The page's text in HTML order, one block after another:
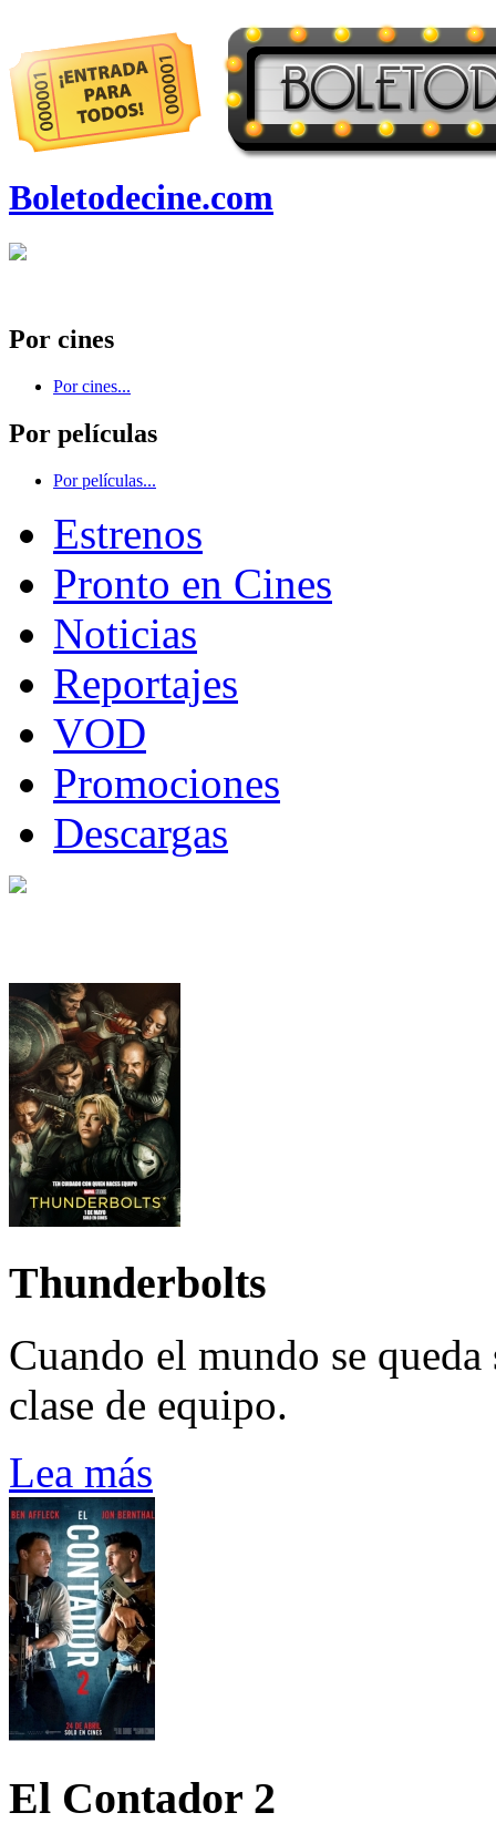
Boletodecine.com
Por cines
Por cines...
Por películas
Por películas...
Estrenos
Pronto en Cines
Noticias
Reportajes
VOD
Promociones
Descargas
Thunderbolts
Cuando el mundo se
clase de equipo.
Lea más
El Contador 2